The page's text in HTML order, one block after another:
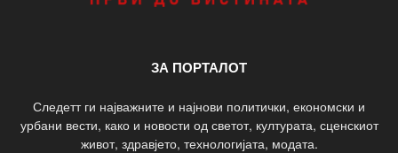
ЗА ПОРТАЛОТ
Следетт ги најважните и најнови политички, економски и
урбани вести, како и новости од светот, културата, сценскиот
живот, здравјето, технологијата, модата.